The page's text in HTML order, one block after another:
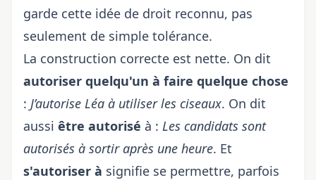
garde cette idée de droit reconnu, pas
seulement de simple tolérance.
La construction correcte est nette. On dit
autoriser quelqu'un à faire quelque chose
: J’autorise Léa à utiliser les ciseaux. On dit
aussi être autorisé à : Les candidats sont
autorisés à sortir après une heure. Et
s'autoriser à signifie se permettre, parfois